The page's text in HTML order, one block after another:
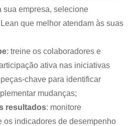
sua empresa, selecione
que melhor atendam às suas
: treine os colaboradores e
ativa nas iniciativas
chave para identificar
mudanças;
resultados: monitore
os indicadores de desempenho